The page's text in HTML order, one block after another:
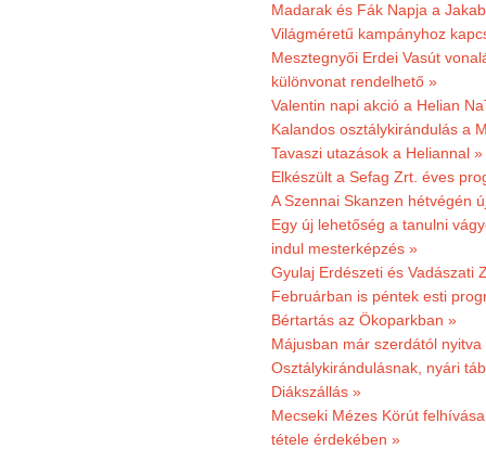
Madarak és Fák Napja a
Világméretű kampányhoz
Mesztegnyői Erdei Vasút
különvonat rendelhető »
Valentin napi akció a Helian
Kalandos osztálykirándulás a
Tavaszi utazások a Heliannal »
Elkészült a Sefag Zrt. éves
A Szennai Skanzen hétvégén
Egy új lehetőség a tanulni
indul mesterképzés »
Gyulaj Erdészeti és Vadászati
Februárban is péntek esti
Bértartás az Ökoparkban »
Májusban már szerdától
Osztálykirándulásnak, nyári
Diákszállás »
Mecseki Mézes Körút
tétele érdekében »